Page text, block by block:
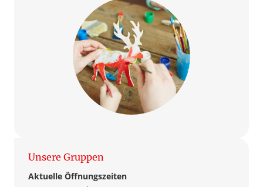
Unsere Gruppen
Aktuelle Öffnungszeiten